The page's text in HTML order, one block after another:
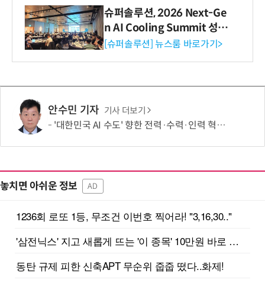
슈퍼솔루션, 2026 Next-Ge
n AI Cooling Summit 성황
리 성료
[슈퍼솔루션] 뉴스룸 바로가기>
안수민 기자 기사 더보기
'대한민국 AI 수도' 향한 전력·수력·인력 혁신 시동…'충남 3력 혁신 TF 회의 첫 개최
놓치면 아쉬운 정보 AD